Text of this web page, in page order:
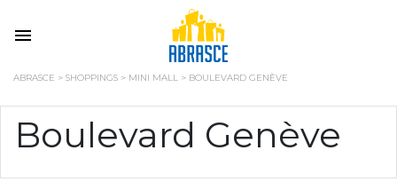
ABRASCE > SHOPPINGS > MINI MALL > BOULEVARD GENÈVE
Boulevard Genève